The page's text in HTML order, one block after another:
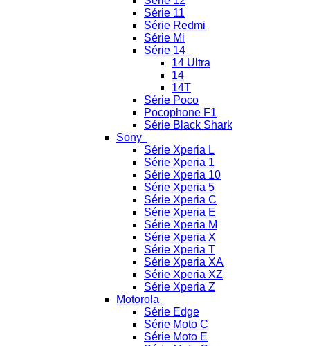
Série 11
Série Redmi
Série Mi
Série 14
14 Ultra
14
14T
Série Poco
Pocophone F1
Série Black Shark
Sony
Série Xperia L
Série Xperia 1
Série Xperia 10
Série Xperia 5
Série Xperia C
Série Xperia E
Série Xperia M
Série Xperia X
Série Xperia T
Série Xperia XA
Série Xperia XZ
Série Xperia Z
Motorola
Série Edge
Série Moto C
Série Moto E